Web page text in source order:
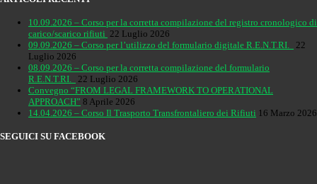
10.09.2026 – Corso per la corretta compilazione del registro cronologico di
carico/scarico rifiuti 22 Luglio 2026
09.09.2026 – Corso per l’utilizzo del formulario digitale R.E.N.T.RI.
22
Luglio 2026
08.09.2026 – Corso per la corretta compilazione del formulario
R.E.N.T.RI.
22 Luglio 2026
Convegno “FROM LEGAL FRAMEWORK TO OPERATIONAL
APPROACH” 8 Aprile 2026
14.04.2026 – Corso Il Trasporto Transfrontaliero dei Rifiuti 16 Marzo 2026
SEGUICI SU FACEBOOK